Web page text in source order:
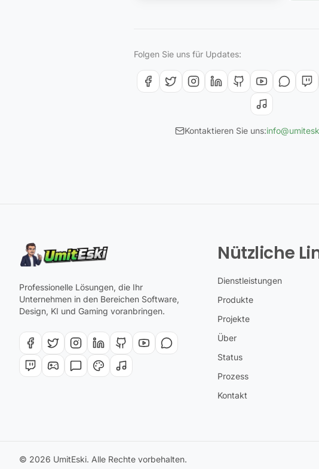
Folgen Sie uns für Updates:
Kontaktieren Sie uns:
Professionelle Lösungen, die Ihr
Unternehmen in den Bereichen Software,
Design, KI und Gaming voranbringen.
Nützliche
Dienstleistungen
Produkte
Projekte
Über
Status
Prozess
Kontakt
© 2026 UmitEski. Alle Rechte vorbehalten.